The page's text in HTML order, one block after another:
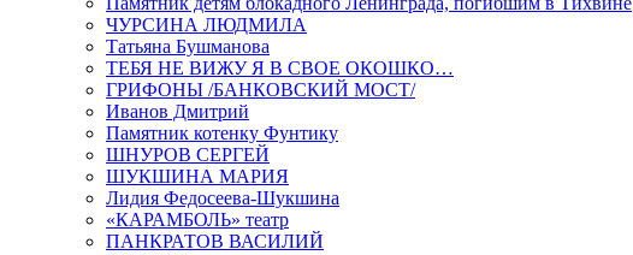
ЧУРСИНА ЛЮДМИЛА
Татьяна Бушманова
ТЕБЯ НЕ ВИЖУ Я В СВОЕ ОКОШКО…
ГРИФОНЫ /БАНКОВСКИЙ МОСТ/
Иванов Дмитрий
Памятник котенку Фунтику
ШНУРОВ СЕРГЕЙ
ШУКШИНА МАРИЯ
Лидия Федосеева-Шукшина
«КАРАМБОЛЬ» театр
ПАНКРАТОВ ВАСИЛИЙ